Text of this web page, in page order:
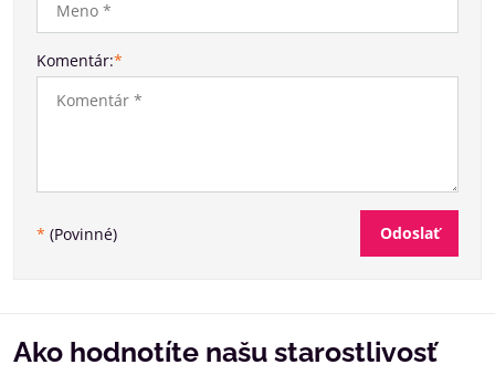
Komentár:*
* (Povinné) Odoslať
Ako hodnotíte našu starostlivosť